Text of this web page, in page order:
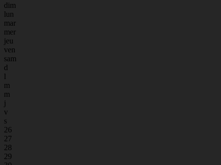
dim
lun
mar
mer
jeu
ven
sam
d
l
m
m
j
v
s
26
27
28
29